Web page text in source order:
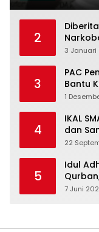
2
dan
3 Januari
3
PAC
Bantu
1
4
IKAL
dan
22
5
Idul
Dapat
7 Juni